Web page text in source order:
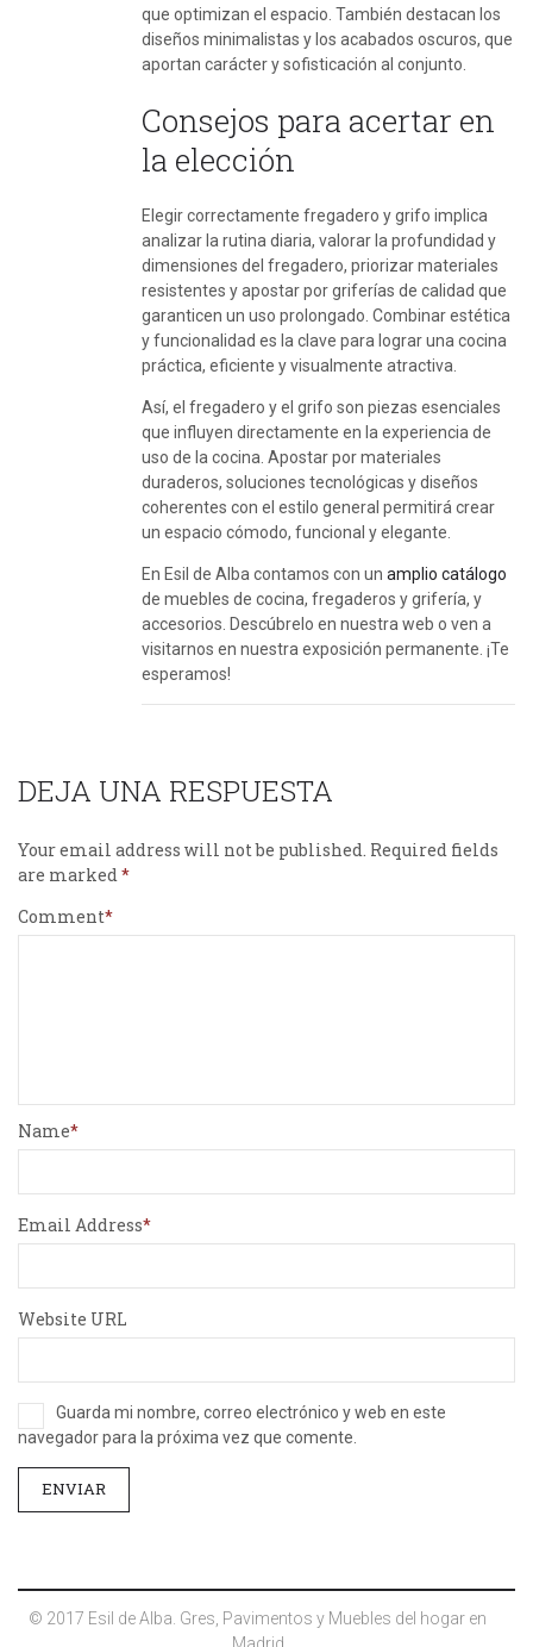
que optimizan el espacio. También destacan los
diseños minimalistas y los acabados oscuros, que
aportan carácter y sofisticación al conjunto.
Consejos para acertar en
la elección
Elegir correctamente fregadero y grifo implica
analizar la rutina diaria, valorar la profundidad y
dimensiones del fregadero, priorizar materiales
resistentes y apostar por griferías de calidad que
garanticen un uso prolongado. Combinar estética
y funcionalidad es la clave para lograr una cocina
práctica, eficiente y visualmente atractiva.
Así, el fregadero y el grifo son piezas esenciales
que influyen directamente en la experiencia de
uso de la cocina. Apostar por materiales
duraderos, soluciones tecnológicas y diseños
coherentes con el estilo general permitirá crear
un espacio cómodo, funcional y elegante.
En Esil de Alba contamos con un amplio catálogo
de muebles de cocina, fregaderos y grifería, y
accesorios. Descúbrelo en nuestra web o ven a
visitarnos en nuestra exposición permanente. ¡Te
esperamos!
DEJA UNA RESPUESTA
Your email address will not be published. Required fields
are marked
Comment
Name
Email Address
Website URL
Guarda mi nombre, correo electrónico y web en este
navegador para la próxima vez que comente.
© 2017 Esil de Alba. Gres, Pavimentos y Muebles del hogar en